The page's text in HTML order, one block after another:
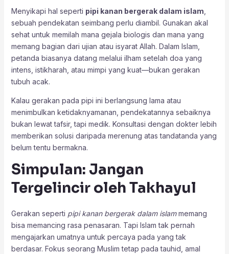
Menyikapi hal seperti pipi kanan bergerak dalam islam
sebuah pendekatan seimbang perlu diambil. Gunakan akal
sehat untuk memilah mana gejala biologis dan mana yang
memang bagian dari ujian atau isyarat Allah. Dalam Islam,
petanda biasanya datang melalui ilham setelah doa yang
intens, istikharah, atau mimpi yang kuat—bukan gerakan
tubuh acak.
Kalau gerakan pada pipi ini berlangsung lama atau
menimbulkan ketidaknyamanan, pendekatannya sebaiknya
bukan lewat tafsir, tapi medik. Konsultasi dengan dokter lebih
memberikan solusi daripada merenung atas tandatanda yang
belum tentu bermakna.
Simpulan: Jangan
Tergelincir oleh Takhayul
Gerakan seperti pipi kanan bergerak dalam islammemang
bisa memancing rasa penasaran. Tapi Islam tak pernah
mengajarkan umatnya untuk percaya pada yang tak
berdasar. Fokus seorang Muslim tetap pada tauhid, amal